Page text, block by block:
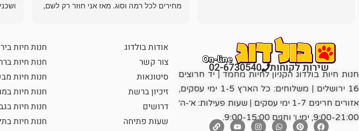
מחירים לכל רמה וסוג. מאז אני חוזר רק לשם,
שירות לקוחות 02-6730540
חנות חיות בולדוג הקניון לחיות מחמד | יד חרוצים
16 ירושלים | משלוחים: כל הארץ 1-5 ימי עסקים,
אזורים חריגים 1-7 ימי עסקים | שעות פעילות: א׳-ה׳
9:00-21:00, ימי ו׳ וחגים 9:00-15:00.
אודות בולדוג
צור קשר
סיטונאות
זיכיון ברשת
דרושים
שעות פתיחה
חנות חיות
חנות חיות
חנות חיות
חנות חיות
חנות חיות
חנות חיות